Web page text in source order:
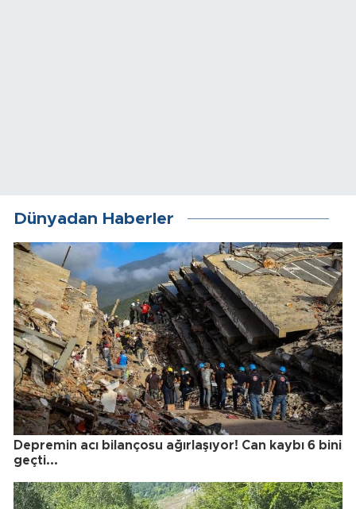
Dünyadan Haberler
Depremin acı bilançosu ağırlaşıyor! Can kaybı 6 bini
geçti...